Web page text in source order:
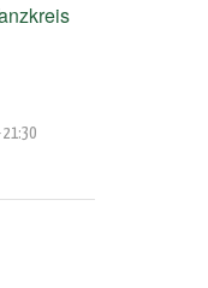
21:30